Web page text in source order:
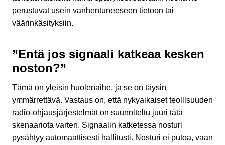
perustuvat usein vanhentuneeseen tietoon tai
väärinkäsityksiin.
”Entä jos signaali katkeaa kesken
noston?”
Tämä on yleisin huolenaihe, ja se on täysin
ymmärrettävä. Vastaus on, että nykyaikaiset teollisuuden
radio-ohjausjärjestelmät on suunniteltu juuri tätä
skenaariota varten. Signaalin katketessa nosturi
pysähtyy automaattisesti hallitusti. Nosturi ei putoa, vaan